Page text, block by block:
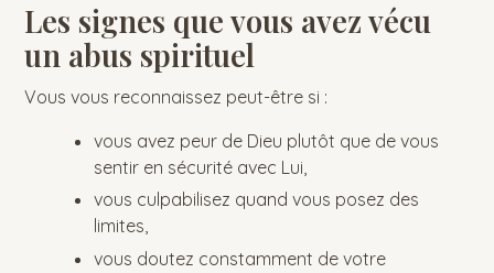
Les signes que vous avez vécu
un abus spirituel
Vous vous reconnaissez peut-être si :
vous avez peur de Dieu plutôt que de vous
sentir en sécurité avec Lui,
vous culpabilisez quand vous posez des
limites,
vous doutez constamment de votre